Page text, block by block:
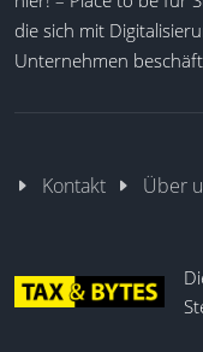
die sich mit
Unternehmen
Kontakt Über